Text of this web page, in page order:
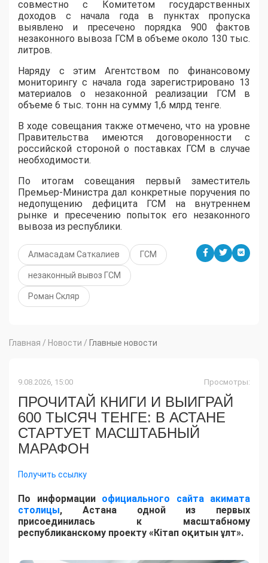
совместно с Комитетом государственных
доходов с начала года в пунктах пропуска
выявлено и пресечено порядка 900 фактов
незаконного вывоза ГСМ в объеме около 130 тыс.
литров.
Наряду с этим Агентством по финансовому
мониторингу с начала года зарегистрировано 13
материалов о незаконной реализации ГСМ в
объеме 6 тыс. тонн на сумму 1,6 млрд тенге.
В ходе совещания также отмечено, что на уровне
Правительства имеются договоренности с
российской стороной о поставках ГСМ в случае
необходимости.
По итогам совещания первый заместитель
Премьер-Министра дал конкретные поручения по
недопущению дефицита ГСМ на внутреннем
рынке и пресечению попыток его незаконного
вывоза из республики.
Алмасадам Саткалиев ГСМ
незаконный вывоз ГСМ
Роман Скляр
Главная / Новости / Главные новости
9.08.2026, 15:00 Просмотры:
ПРОЧИТАЙ КНИГИ И ВЫИГРАЙ
600 ТЫСЯЧ ТЕНГЕ: В АСТАНЕ
СТАРТУЕТ МАСШТАБНЫЙ
МАРАФОН
Получить ссылку
По информации официального сайта акимата
столицы, Астана одной из первых
присоединилась к масштабному
республиканскому проекту «Кітап оқитын ұлт».